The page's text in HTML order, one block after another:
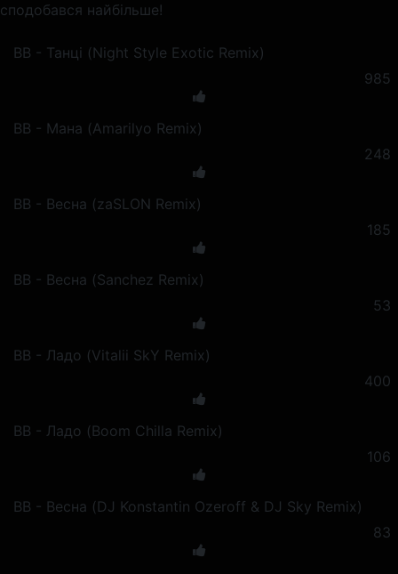
сподобався найбільше!
ВВ - Танці (Night Style Exotic Remix)
985
ВВ - Мана (Amarilyo Remix)
248
ВВ - Весна (zaSLON Remix)
185
ВВ - Весна (Sanchez Remix)
53
ВВ - Ладо (Vitalii SkY Remix)
400
ВВ - Ладо (Boom Chilla Remix)
106
ВВ - Весна (DJ Konstantin Ozeroff & DJ Sky Remix)
83